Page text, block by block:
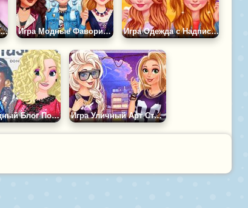
Игра Испортить Вечеринку Принцессе Игра Модные Фавориты Принцесс Игра Одежда с Надписями от Принцесс
Игра Модный Блог Подружек Принцесс Игра Уличный Арт Стиль Принцесс